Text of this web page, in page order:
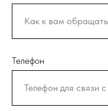
Телефон